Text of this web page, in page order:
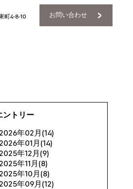
町4-8-10
お問い合わせ
ントリー
2026年02月(14)
2026年01月(14)
2025年12月(9)
2025年11月(8)
2025年10月(8)
2025年09月(12)